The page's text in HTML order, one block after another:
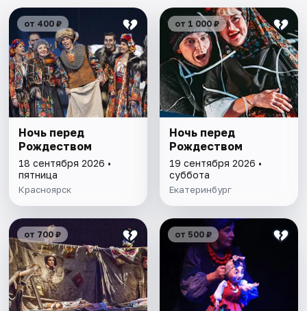
от 400 ₽
Ночь перед
Рождеством
18 сентября 2026 •
пятница
Красноярск
от 1 000 ₽
Ночь перед
Рождеством
19 сентября 2026 •
суббота
Екатеринбург
от 700 ₽ от 500 ₽